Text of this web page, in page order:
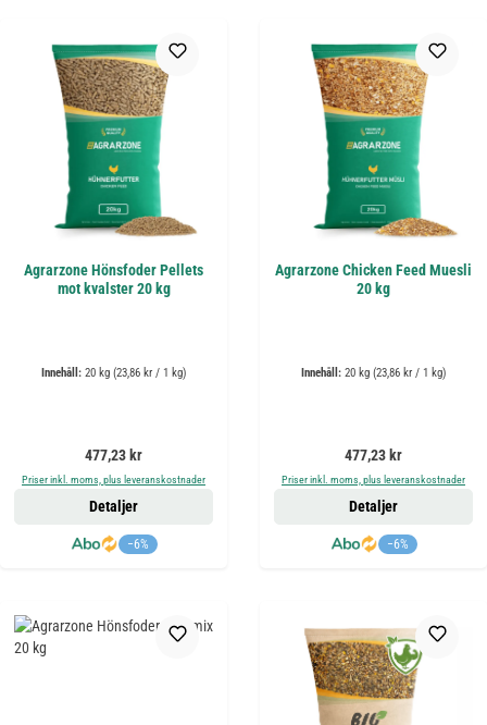
Agrarzone Hönsfoder Pellets
mot kvalster 20 kg
Innehåll: 20 kg (23,86 kr / 1 kg)
Ordinarie pris:
477,23 kr
Priser inkl. moms, plus leveranskostnader
−6%
Detaljer
Agrarzone Chicken Feed Muesli
20 kg
Innehåll: 20 kg (23,86 kr / 1 kg)
Ordinarie pris:
477,23 kr
Priser inkl. moms, plus leveranskostnader
−6%
Detaljer